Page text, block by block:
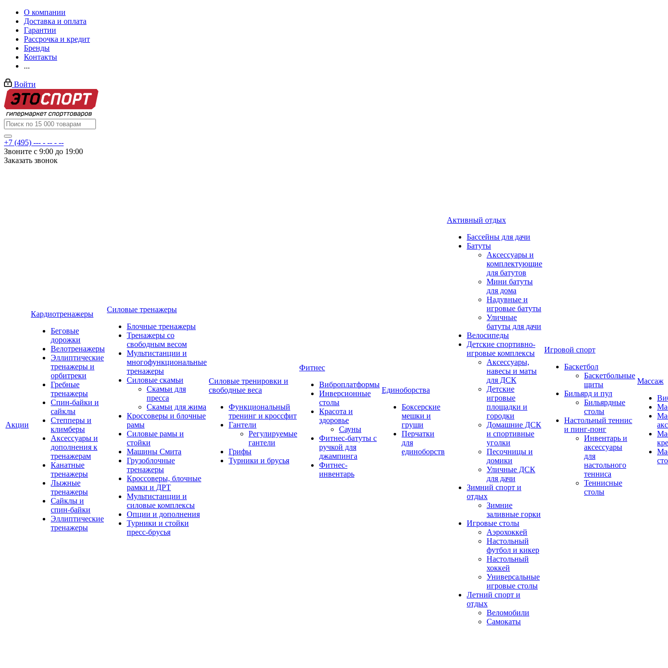
О компании
Доставка и оплата
Гарантии
Рассрочка и кредит
Бренды
Контакты
...
Войти
+7 (495) --- - -- - --
Звоните с 9:00 до 19:00
Заказать звонок
Акции
Кардиотренажеры
Беговые
дорожки
Велотренажеры
Эллиптические
тренажеры и
орбитреки
Гребные
тренажеры
Спин-байки и
сайклы
Степперы и
климберы
Аксессуары и
дополнения к
тренажерам
Канатные
тренажеры
Лыжные
тренажеры
Сайклы и
спин-байки
Эллиптические
тренажеры
Силовые тренажеры
Блочные тренажеры
Тренажеры со
свободным весом
Мультистанции и
многофункциональные
тренажеры
Силовые скамьи
Скамьи для
пресса
Скамьи для жима
Кроссоверы и блочные
рамы
Силовые рамы и
стойки
Машины Смита
Грузоблочные
тренажеры
Кроссоверы, блочные
рамки и ДРТ
Мультистанции и
силовые комплексы
Опции и дополнения
Турники и стойки
пресс-брусья
Силовые тренировки и
свободные веса
Функциональный
тренинг и кроссфит
Гантели
Регулируемые
гантели
Грифы
Турники и брусья
Фитнес
Виброплатформы
Инверсионные
столы
Красота и
здоровье
Сауны
Фитнес-батуты с
ручкой для
джампинга
Фитнес-
инвентарь
Единоборства
Боксерские
мешки и
груши
Перчатки
для
единоборств
Активный отдых
Бассейны для дачи
Батуты
Аксессуары и
комплектующие
для батутов
Мини батуты
для дома
Надувные и
игровые батуты
Уличные
батуты для дачи
Велосипеды
Детские спортивно-
игровые комплексы
Аксессуары,
навесы и маты
для ДСК
Детские
игровые
площадки и
городки
Домашние ДСК
и спортивные
уголки
Песочницы и
домики
Уличные ДСК
для дачи
Зимний спорт и
отдых
Зимние
заливные горки
Игровые столы
Аэрохоккей
Настольный
футбол и кикер
Настольный
хоккей
Универсальные
игровые столы
Летний спорт и
отдых
Веломобили
Самокаты
Игровой спорт
Баскетбол
Баскетбольные
щиты
Бильярд и пул
Бильярдные
столы
Настольный теннис
и пинг-понг
Инвентарь и
аксессуары
для
настольного
тенниса
Теннисные
столы
Массаж